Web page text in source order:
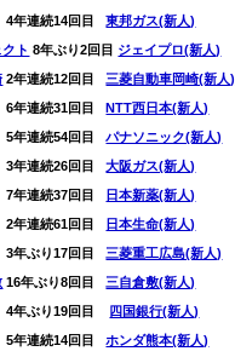
続14回目 0東邦ガス(新人)
ト 8年ぶり2回目 ジェイプロ(新人)
2年連続12回目
三菱自動車岡崎(新人)
年連続31回目 0NTT西日本(新人)
年連続54回目
パナソニック(新人)
続26回目
大阪ガス(新人)
続37回目
日本新薬(新人)
続61回目
日本生命(新人)
年ぶり17回目
三菱重工広島(新人)
16年ぶり8回目
三自倉敷(新人)
り19回目
四国銀行(新人)
連続14回目 0ホンダ熊本(新人)